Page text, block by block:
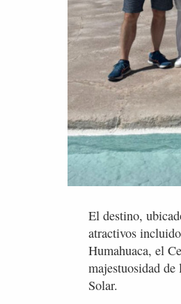
El destino,
atractivos
Humahuaca, el
majestuosidad
Solar.